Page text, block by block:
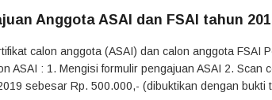
Anggota ASAI dan FSAI tahun
calon anggota (ASAI) dan calon anggota FSAI
ASAI : 1. Mengisi formulir pengajuan ASAI 2.
sebesar Rp. 500.000,- (dibuktikan dengan bukti